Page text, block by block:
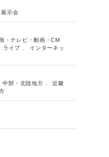
示会
・テレビ・動画・CM
ライブ
インターネッ
中部・北陸地方 、近畿